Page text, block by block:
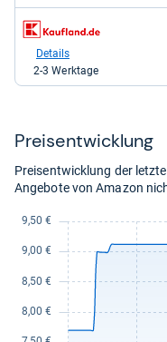
kaufen.
zum
Shop:
eBay
Details
Auf Lager
eBay
15,49
kaufen.
Details
Auf Lager
kaufen.
zum
Shop:
Kaufland
Details
2-3 Werktage
Preis­ent­wick­lung
Preisentwicklung der
Angebote von Amazon